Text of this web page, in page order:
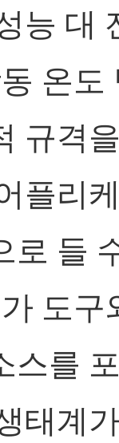
능 대
온도
규격
플리
로 들
도구
스를
태계